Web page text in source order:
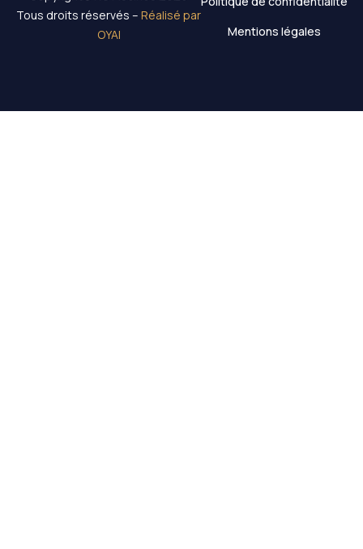
Tous droits réservés –Réalisé par
OYAI
Mentions légales